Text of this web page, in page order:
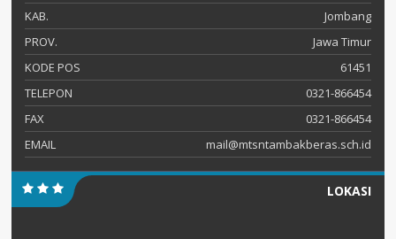
KAB.
Jombang
PROV.
Jawa Timur
KODE POS
61451
TELEPON
0321-866454
FAX
0321-866454
EMAIL
mail@mtsntambakberas.sch.id
LOKASI